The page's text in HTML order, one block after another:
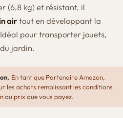
(6,8 kg) et résistant, il
airtout en développant la
pour transporter jouets,
jardin.
En tant que Partenaire Amazon,
les achats remplissant les conditions
au prix que vous payez.